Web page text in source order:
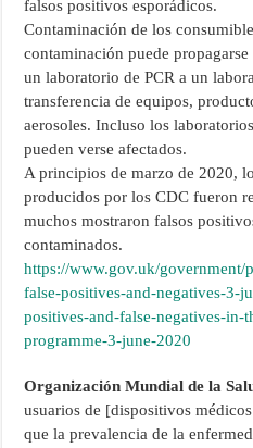
falsos positivos esporádicos.
Contaminación de los
contaminación puede
un laboratorio de PCR a un
transferencia de equipos,
aerosoles. Incluso los
pueden verse afectados.
A principios de marzo de 2020,
producidos por los CDC fueron
muchos mostraron falsos
contaminados.
https://www.gov.uk/government/
false-positives-and-negatives-3-
positives-and-false-negatives-
programme-3-june-2020
Organización Mundial de la
usuarios de [dispositivos
que la prevalencia de la